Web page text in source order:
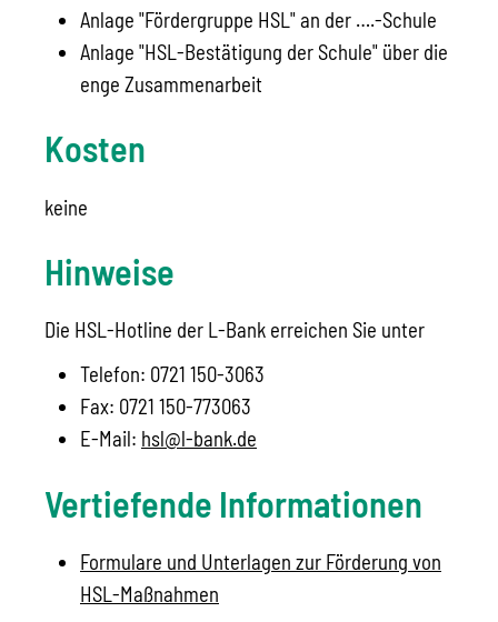
Anlage "Fördergruppe HSL" an der ….-Schule
Anlage "HSL-Bestätigung der Schule" über die
enge Zusammenarbeit
Kosten
keine
Hinweise
Die HSL-Hotline der L-Bank erreichen Sie unter
Telefon: 0721 150-3063
Fax: 0721 150-773063
E-Mail: hsl@l-bank.de
Vertiefende Informationen
Formulare und Unterlagen zur Förderung von
HSL-Maßnahmen